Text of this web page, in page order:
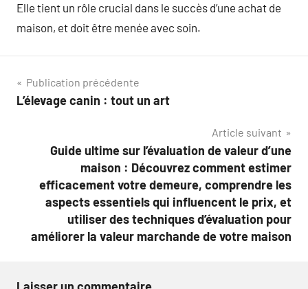
Elle tient un rôle crucial dans le succès d’une achat de
maison, et doit être menée avec soin.
Navigation
de
Publication précédente
L’élevage canin : tout un art
Article suivant
Guide ultime sur l’évaluation de valeur d’une
maison : Découvrez comment estimer
efficacement votre demeure, comprendre les
aspects essentiels qui influencent le prix, et
utiliser des techniques d’évaluation pour
améliorer la valeur marchande de votre maison
Laisser un commentaire